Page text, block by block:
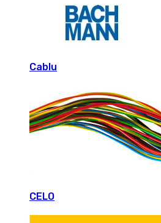
Cablu
CELO